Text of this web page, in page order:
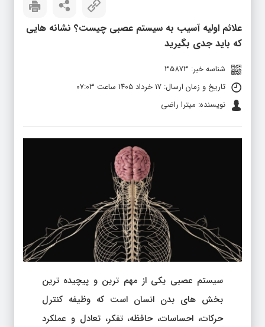
علائم اولیه آسیب به سیستم عصبی چیست؟ نشانه هایی
که باید جدی بگیرید
شناسه خبر: 35873
تاریخ و زمان ارسال: ۱۷ خرداد ۱۴۰۵ ساعت ۰۷:۰۳
نویسنده: میترا راضی
سیستم عصبی یکی از مهم ترین و پیچیده ترین
بخش های بدن انسان است که وظیفه کنترل
حرکات، احساسات، حافظه، تفکر، تعادل و عملکرد